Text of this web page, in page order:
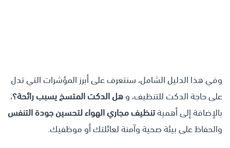
وفي هذا الدليل الشامل، سنتعرف على أبرز المؤشرات التي تدل
على حاجة الدكت للتنظيف، وهلالدكت المتسخ يسبب رائحة؟،
بالإضافة إلى أهميةتنظيف مجاري الهواء لتحسين جودة التنفس
والحفاظ على بيئة صحية وآمنة لعائلتك أو موظفيك.